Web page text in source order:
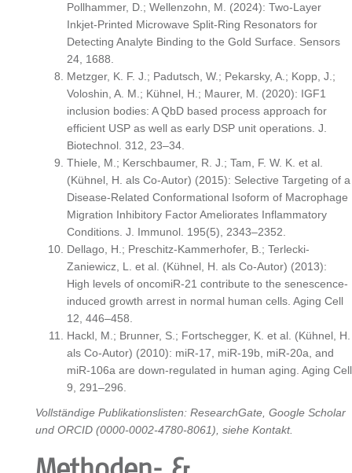
Pollhammer, D.; Wellenzohn, M. (2024): Two-Layer
Inkjet-Printed Microwave Split-Ring Resonators for
Detecting Analyte Binding to the Gold Surface. Sensors
24, 1688.
Metzger, K. F. J.; Padutsch, W.; Pekarsky, A.; Kopp, J.;
Voloshin, A. M.; Kühnel, H.; Maurer, M. (2020): IGF1
inclusion bodies: A QbD based process approach for
efficient USP as well as early DSP unit operations. J.
Biotechnol. 312, 23–34.
Thiele, M.; Kerschbaumer, R. J.; Tam, F. W. K. et al.
(Kühnel, H. als Co-Autor) (2015): Selective Targeting of a
Disease-Related Conformational Isoform of Macrophage
Migration Inhibitory Factor Ameliorates Inflammatory
Conditions. J. Immunol. 195(5), 2343–2352.
Dellago, H.; Preschitz-Kammerhofer, B.; Terlecki-
Zaniewicz, L. et al. (Kühnel, H. als Co-Autor) (2013):
High levels of oncomiR-21 contribute to the senescence-
induced growth arrest in normal human cells. Aging Cell
12, 446–458.
Hackl, M.; Brunner, S.; Fortschegger, K. et al. (Kühnel, H.
als Co-Autor) (2010): miR-17, miR-19b, miR-20a, and
miR-106a are down-regulated in human aging. Aging Cell
9, 291–296.
Vollständige Publikationslisten: ResearchGate, Google Scholar
und ORCID (0000-0002-4780-8061), siehe Kontakt.